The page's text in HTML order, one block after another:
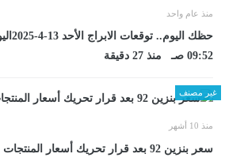
منذ عام واحد
09:52 صـ منذ 27 دقيقة
غير مصنف
منذ 10 أشهر
سعر بنزين 92 بعد قرار تحريك أسعار المنتجات البترولية